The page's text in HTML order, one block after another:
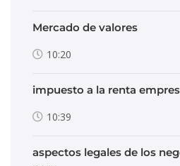
Mercado de valores
10:20
impuesto a la renta
10:39
aspectos legales de los